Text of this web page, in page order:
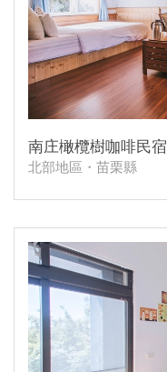
南庄橄欖樹咖啡民宿
北部地區・苗栗縣